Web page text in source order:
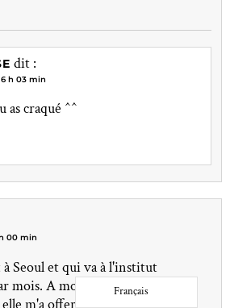
dit :
h 03 min
as craqué ^^
00 min
Seoul et qui va à l'institut
mois. A mon anniversaire alors
elle m'a offert un soin. C'était
Français